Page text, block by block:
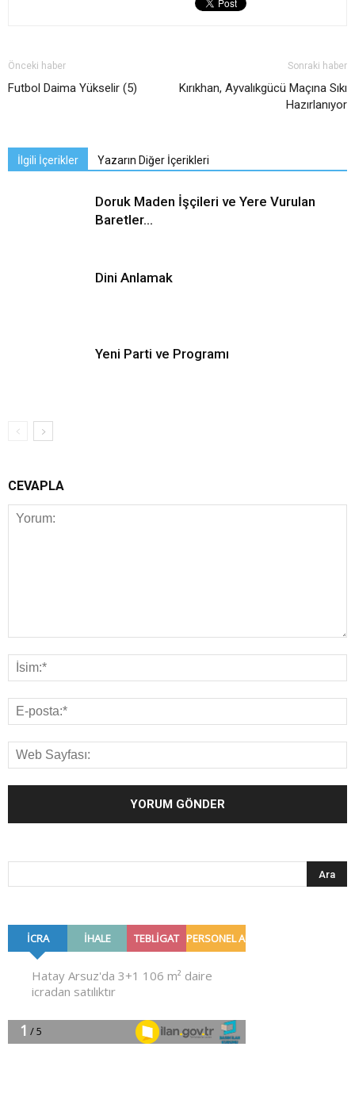
Önceki haber
Futbol Daima Yükselir (5)
Sonraki haber
Kırıkhan, Ayvalıkgücü Maçına Sıkı
Hazırlanıyor
İlgili İçerikler Yazarın Diğer İçerikleri
Doruk Maden İşçileri ve Yere Vurulan
Baretler…
Dini Anlamak
Yeni Parti ve Programı
CEVAPLA